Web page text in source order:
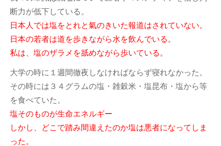
断力が低下している。
日本人では塩をとれと氣のきいた報道はされていない。
日本の若者は道を歩きながら水を飲んでいる。
私は、塩のザラメを舐めながら歩いている。
大学の時に１週間徹夜しなければならず寝れなかった。
その時には３４グラムの塩・雑穀米・塩昆布・塩から等
を食べていた。
塩そのものが生命エネルギー
しかし、どこで踏み間違えたのか塩は悪者になってしま
った。